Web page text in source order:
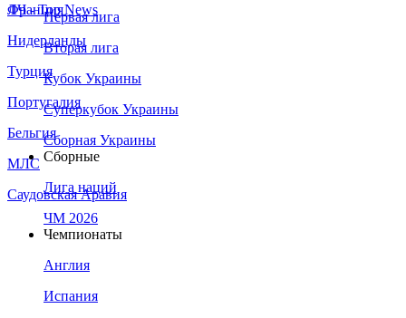
Франция
Нидерланды
Турция
Португалия
Бельгия
МЛС
Саудовская Аравия
ЛЧ - Top News
Первая лига
Вторая лига
Кубок Украины
Суперкубок Украины
Сборная Украины
Сборные
Лига наций
ЧМ 2026
Чемпионаты
Англия
Испания